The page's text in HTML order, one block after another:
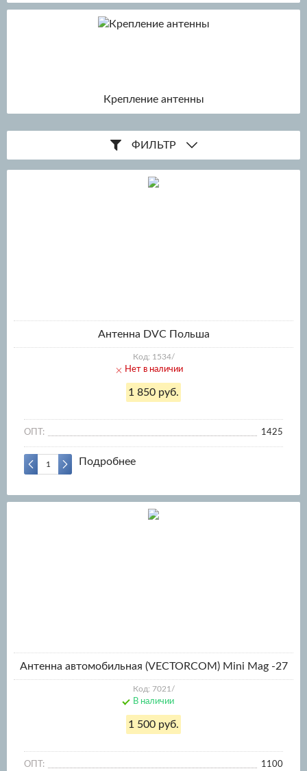
Крепление антенны
ФИЛЬТР
Антенна DVC Польша
Код: 1534/
Нет в наличии
1 850 руб.
ОПТ: 1425
Подробнее
Антенна автомобильная (VECTORCOM) Mini Mag -27
Код: 7021/
В наличии
1 500 руб.
ОПТ: 1100